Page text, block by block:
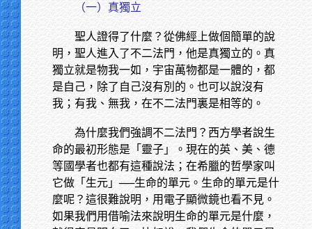
（一）真獨立
聖人證得了什麼？從佛經上做個簡單的說
明，聖人進入了不二法門，他是真獨立的。真
獨立就是物我一如，宇宙萬物都是一體的，都
是自己，除了自己沒有別的。也可以說沒有
我；有我、無我，在不二法門裏是相等的。
為什麼我們強調不二法門？西方學者說生
命的最初形態是「靈子」。現在的英、美、德
等國學者也都有這種說法；在希臘的哲學家叫
它做「生元」──生命的單元。生命的單元是什
麼呢？這很難說明，用電子顯微鏡也看不見。
如果我們用借喻法來說明生命的單元是什麼，